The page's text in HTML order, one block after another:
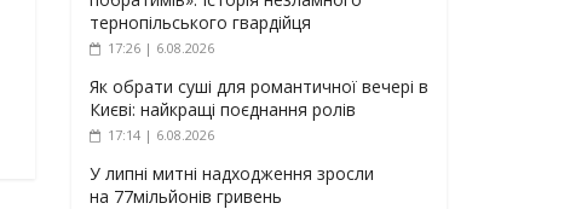
тернопільського гвардійця
17:26 | 6.08.2026
Як обрати суші для романтичної вечері в
Києві: найкращі поєднання ролів
17:14 | 6.08.2026
У липні митні надходження зросли
на 77мільйонів гривень